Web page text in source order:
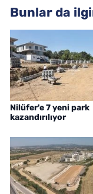
Bunlar da
Nilüfer'e 7 yeni park
kazandırılıyor